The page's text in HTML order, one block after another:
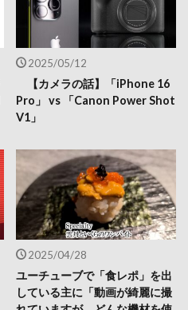
2025/05/12
【カメラの話】「iPhone 16
Pro」 vs 「Canon Power Shot
V1」
2025/04/28
ユーチューブで「食レポ」を出
している主に「動画が綺麗に撮